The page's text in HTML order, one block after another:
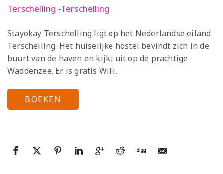
Terschelling -Terschelling
Stayokay Terschelling ligt op het Nederlandse eiland
Terschelling. Het huiselijke hostel bevindt zich in de
buurt van de haven en kijkt uit op de prachtige
Waddenzee. Er is gratis WiFi.
BOEKEN